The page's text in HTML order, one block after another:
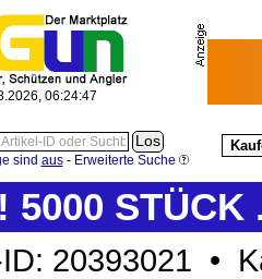
06:24:47
sind aus- Erweiterte Suche
5000
20393021 •